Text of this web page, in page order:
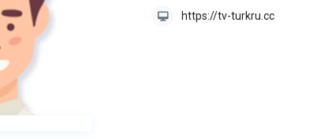
https://tv-turkru.cc